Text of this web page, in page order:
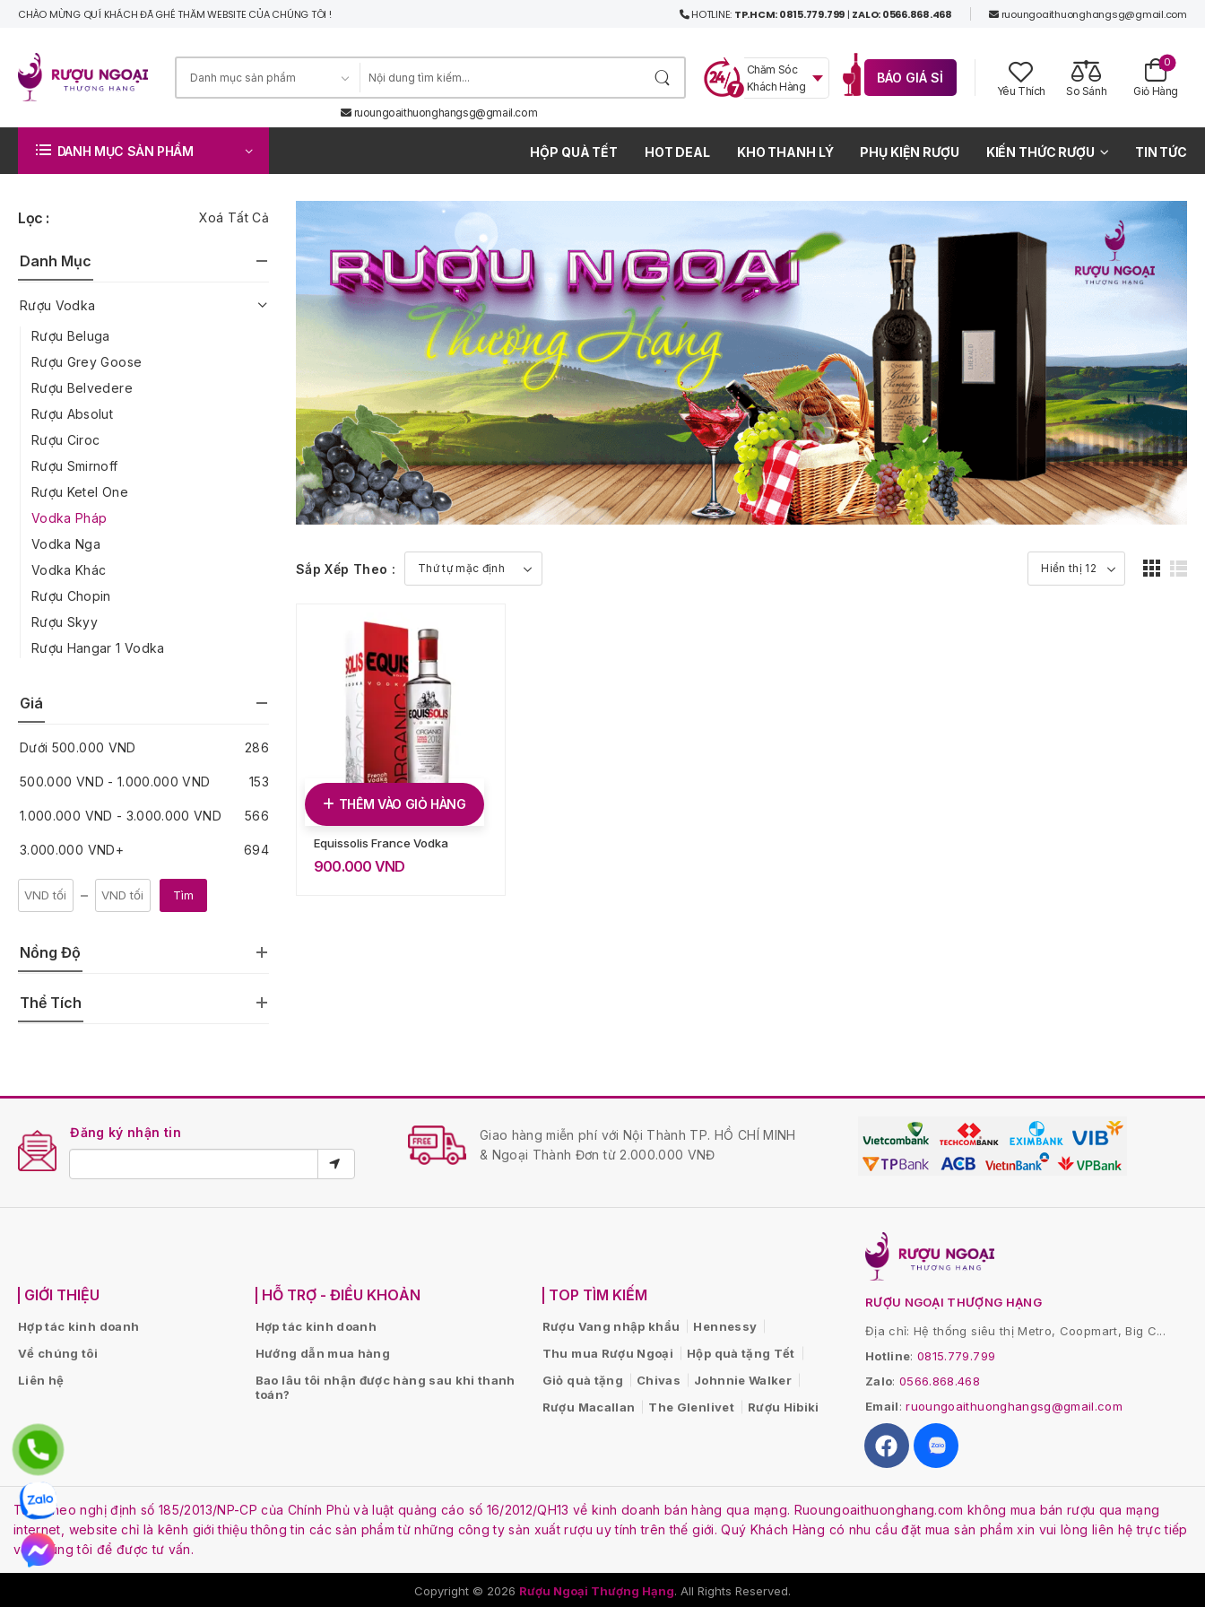
CHÀO MỪNG QUÍ KHÁCH ĐÃ GHÉ THĂM WEBSITE CỦA CHÚNG TÔI ! HOTLINE: TP.HCM: 0815.779.799 | ZALO: 0566.868.468 ruoungoaithuonghangsg@gmail.com
ruoungoaithuonghangsg@gmail.com
BÁO GIÁ SỈ
Chăm Sóc
Khách Hàng
Yêu Thích So Sánh Giỏ Hàng
0
DANH MỤC SẢN PHẨM HỘP QUÀ TẾT HOT DEAL KHO THANH LÝ PHỤ KIỆN RƯỢU KIẾN THỨC RƯỢU TIN TỨC
Lọc : Xoá Tất Cả
Danh Mục
Rượu Vodka
Rượu Beluga
Rượu Grey Goose
Rượu Belvedere
Rượu Absolut
Rượu Ciroc
Rượu Smirnoff
Rượu Ketel One
Vodka Pháp
Vodka Nga
Vodka Khác
Rượu Chopin
Rượu Skyy
Rượu Hangar 1 Vodka
Giá
Dưới 500.000 VND 286
500.000 VND - 1.000.000VND 153
1.000.000 VND - 3.000.000VND 566
3.000.000 VND+ 694
Tìm
Nồng Độ
Thể Tích
Sắp Xếp Theo :
THÊM VÀO GIỎ HÀNG
Equissolis France Vodka
900.000 VND
Đăng ký nhận tin
Giao hàng miễn phí với Nội Thành TP. HỒ CHÍ MINH
& Ngoại Thành Đơn từ 2.000.000 VNĐ
GIỚI THIỆU
Hợp tác kinh doanh
Về chúng tôi
Liên hệ
HỖ TRỢ - ĐIỀU KHOẢN
Hợp tác kinh doanh
Hướng dẫn mua hàng
Bao lâu tôi nhận được hàng sau khi thanh
toán?
TOP TÌM KIẾM
Rượu Vang nhập khẩu
Hennessy
Thu mua Rượu Ngoại
Hộp quà tặng Tết
Giỏ quà tặng
Chivas
Johnnie Walker
Rượu Macallan
The Glenlivet Rượu Hibiki
RƯỢU NGOẠI THƯỢNG HẠNG
Địa chỉ: Hệ thống siêu thị Metro, Coopmart, Big C...
Hotline:0815.779.799
Zalo: 0566.868.468
Email:ruoungoaithuonghangsg@gmail.com
Tuân theo nghị định số 185/2013/NP-CP của Chính Phủ và luật quảng cáo số 16/2012/QH13 về kinh doanh bán hàng qua mạng. Ruoungoaithuonghang.com không mua bán rượu qua mạng
internet, website chỉ là kênh giới thiệu thông tin các sản phẩm từ những công ty sản xuất rượu uy tính trên thế giới. Quý Khách Hàng có nhu cầu đặt mua sản phẩm xin vui lòng liên hệ trực tiếp
với chúng tôi để được tư vấn.
Copyright © 2026 Rượu Ngoại Thượng Hạng. All Rights Reserved.